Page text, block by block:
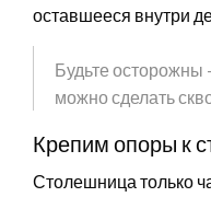
оставшееся внутри
Будьте осторожны
можно сделать
Крепим опоры к
Столешница только